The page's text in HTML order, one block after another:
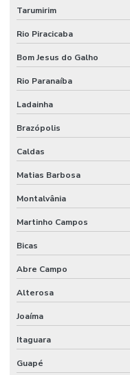
Serviço Especializado Em
Serviço especializado de
Serviço especializado de
Serviço de facilities
Serviço de facilities
Serviço de infraestrutura
Serviço de manutenção
Serviços De
Serviços De Manutenção
Serviços De Manutenção
Serviços de facilities para
Serviços de gestão de
Serviços de gestão de
Tarumirim
Rio Piracicaba
Bom Jesus do Galho
Rio Paranaíba
Ladainha
Brazópolis
Caldas
Matias Barbosa
Montalvânia
Martinho Campos
Bicas
Abre Campo
Alterosa
Joaíma
Itaguara
Guapé